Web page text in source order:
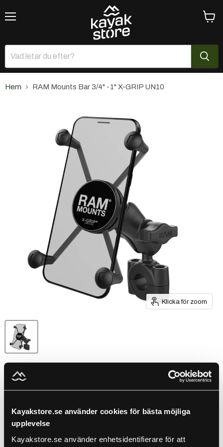
Kayakstore.se använder cookies för bästa möjliga
upplevelse
Kayakstore.se använder enhetsidentifierare för att
Hem RAM Mounts Bar 3/4" -1" X-GRIP UN10
Klicka för zoom
RAM Mounts Bar 3/4" -1" X-
GRIP UN10
byRAM Mounts